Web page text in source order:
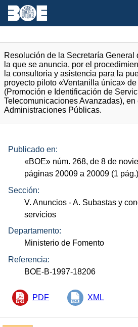
Resolución de la Secretaría
la que se anuncia, por el
la consultoria y asistencia para la
proyecto piloto «Ventanilla única»
(Promoción e Identificación de
Telecomunicaciones Avanzadas), en
Administraciones Públicas.
Publicado en:
«BOE» núm. 268, de 8 de
páginas 20009 a 20009 (1 pág.)
Sección:
V. Anuncios - A. Subastas y
servicios
Departamento:
Ministerio de Fomento
Referencia:
BOE-B-1997-18206
PDF XML